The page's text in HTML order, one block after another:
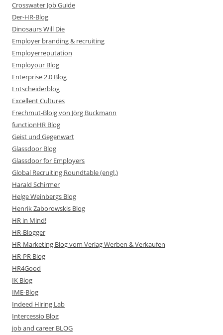
Crosswater Job Guide
Der-HR-Blog
Dinosaurs Will Die
Employer branding & recruiting
Employerreputation
Employour Blog
Enterprise 2.0 Blog
Entscheiderblog
Excellent Cultures
Frechmut-Bloig von Jörg Buckmann
functionHR Blog
Geist und Gegenwart
Glassdoor Blog
Glassdoor for Employers
Global Recruiting Roundtable (engl.)
Harald Schirmer
Helge Weinbergs Blog
Henrik Zaborowskis Blog
HR in Mind!
HR-Blogger
HR-Marketing Blog vom Verlag Werben & Verkaufen
HR-PR Blog
HR4Good
IK Blog
IME-Blog
Indeed Hiring Lab
Intercessio Blog
job and career BLOG